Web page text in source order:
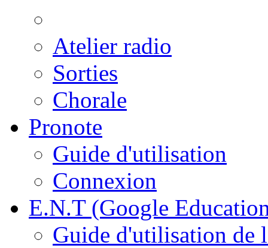
Atelier radio
Sorties
Chorale
Pronote
Guide d'utilisation
Connexion
E.N.T (Google
Guide d'utilisation de